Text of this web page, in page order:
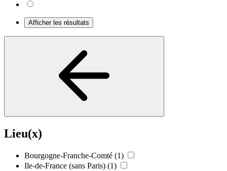
Afficher les résultats
Lieu(x)
Bourgogne-Franche-Comté (1)
Ile-de-France (sans Paris) (1)